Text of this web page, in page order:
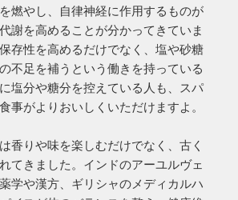
燃やし、自律神経に作用するものが
謝を高めることが分かってきていま
存性を高めるだけでなく、塩や砂糖
不足を補うという働きを持っている
塩分や糖分を控えている人も、スパ
事がよりおいしくいただけますよ。
香りや味を楽しむだけでなく、古く
てきました。インドのアーユルヴェ
学や漢方、ギリシャのメディカルハ